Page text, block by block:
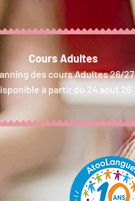
Cours Adultes
des cours Adultes 26/27
à partir du 24 aout 26